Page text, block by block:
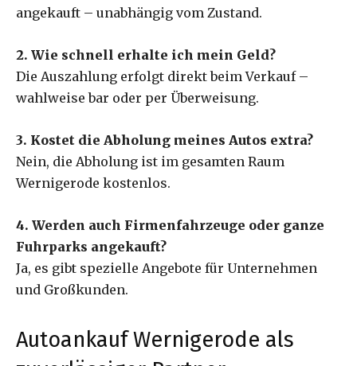
angekauft – unabhängig vom Zustand.
2. Wie schnell erhalte ich mein Geld?
Die Auszahlung erfolgt direkt beim Verkauf –
wahlweise bar oder per Überweisung.
3. Kostet die Abholung meines Autos extra?
Nein, die Abholung ist im gesamten Raum
Wernigerode kostenlos.
4. Werden auch Firmenfahrzeuge oder ganze
Fuhrparks angekauft?
Ja, es gibt spezielle Angebote für Unternehmen
und Großkunden.
Autoankauf Wernigerode als